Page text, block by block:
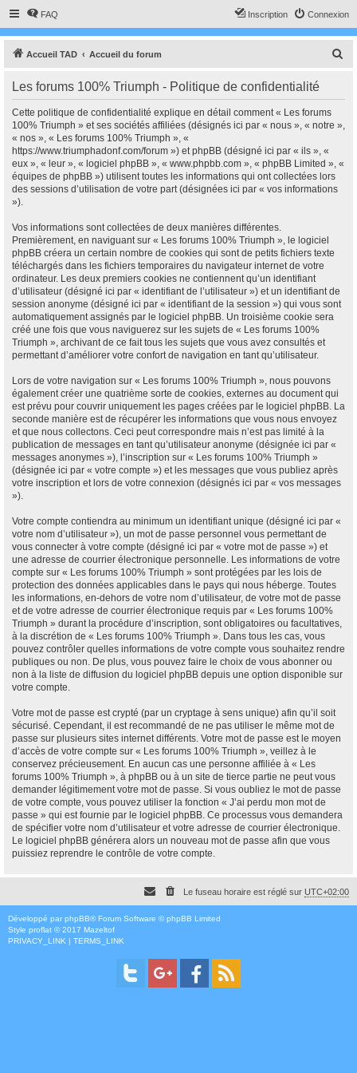
FAQ Connexion
Inscription
Accueil TAD Accueil du forum
e
Les forums 100% Triumph - Politique de confidentialité
Cette politique de confidentialité explique en détail comment « Les forums
100% Triumph » et ses sociétés affiliées (désignés ici par « nous », « notre »,
« nos », « Les forums 100% Triumph », «
https://www.triumphadonf.com/forum ») et phpBB (désigné ici par « ils », «
eux », « leur », « logiciel phpBB », « www.phpbb.com », « phpBB Limited », «
équipes de phpBB ») utilisent toutes les informations qui ont collectées lors
des sessions d’utilisation de votre part (désignées ici par « vos informations
»).
Vos informations sont collectées de deux manières différentes.
Premièrement, en naviguant sur « Les forums 100% Triumph », le logiciel
phpBB créera un certain nombre de cookies qui sont de petits fichiers texte
téléchargés dans les fichiers temporaires du navigateur internet de votre
ordinateur. Les deux premiers cookies ne contiennent qu’un identifiant
d’utilisateur (désigné ici par « identifiant de l’utilisateur ») et un identifiant de
session anonyme (désigné ici par « identifiant de la session ») qui vous sont
automatiquement assignés par le logiciel phpBB. Un troisième cookie sera
créé une fois que vous naviguerez sur les sujets de « Les forums 100%
Triumph », archivant de ce fait tous les sujets que vous avez consultés et
permettant d’améliorer votre confort de navigation en tant qu’utilisateur.
Lors de votre navigation sur « Les forums 100% Triumph », nous pouvons
également créer une quatrième sorte de cookies, externes au document qui
est prévu pour couvrir uniquement les pages créées par le logiciel phpBB. La
seconde manière est de récupérer les informations que vous nous envoyez
et que nous collectons. Ceci peut correspondre mais n’est pas limité à la
publication de messages en tant qu’utilisateur anonyme (désignée ici par «
messages anonymes »), l’inscription sur « Les forums 100% Triumph »
(désignée ici par « votre compte ») et les messages que vous publiez après
votre inscription et lors de votre connexion (désignés ici par « vos messages
»).
Votre compte contiendra au minimum un identifiant unique (désigné ici par «
votre nom d’utilisateur »), un mot de passe personnel vous permettant de
vous connecter à votre compte (désigné ici par « votre mot de passe ») et
une adresse de courrier électronique personnelle. Les informations de votre
compte sur « Les forums 100% Triumph » sont protégées par les lois de
protection des données applicables dans le pays qui nous héberge. Toutes
les informations, en-dehors de votre nom d’utilisateur, de votre mot de passe
et de votre adresse de courrier électronique requis par « Les forums 100%
Triumph » durant la procédure d’inscription, sont obligatoires ou facultatives,
à la discrétion de « Les forums 100% Triumph ». Dans tous les cas, vous
pouvez contrôler quelles informations de votre compte vous souhaitez rendre
publiques ou non. De plus, vous pouvez faire le choix de vous abonner ou
non à la liste de diffusion du logiciel phpBB depuis une option disponible sur
votre compte.
Votre mot de passe est crypté (par un cryptage à sens unique) afin qu’il soit
sécurisé. Cependant, il est recommandé de ne pas utiliser le même mot de
passe sur plusieurs sites internet différents. Votre mot de passe est le moyen
d’accès de votre compte sur « Les forums 100% Triumph », veillez à le
conservez précieusement. En aucun cas une personne affiliée à « Les
forums 100% Triumph », à phpBB ou à un site de tierce partie ne peut vous
demander légitimement votre mot de passe. Si vous oubliez le mot de passe
de votre compte, vous pouvez utiliser la fonction « J’ai perdu mon mot de
passe » qui est fournie par le logiciel phpBB. Ce processus vous demandera
de spécifier votre nom d’utilisateur et votre adresse de courrier électronique.
Le logiciel phpBB générera alors un nouveau mot de passe afin que vous
puissiez reprendre le contrôle de votre compte.
Le fuseau horaire est réglé sur UTC+02:00
Développé par phpBB® Forum Software © phpBB Limited
Style proflat © 2017 Mazeltof
PRIVACY_LINK | TERMS_LINK